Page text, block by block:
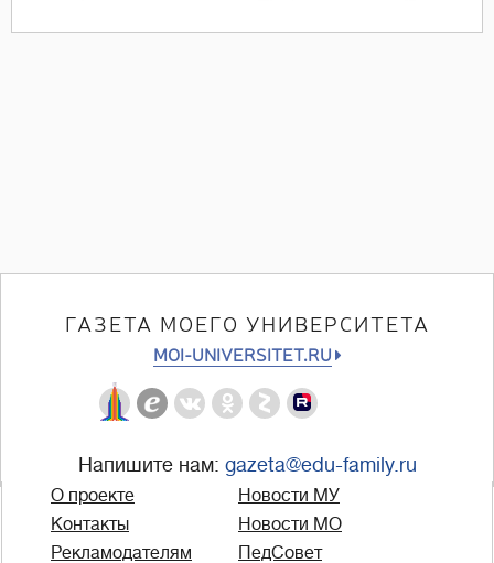
ГАЗЕТА МОЕГО УНИВЕРСИТЕТА
MOI-UNIVERSITET.RU
Напишите нам: gazeta@edu-family.ru
О проекте
Контакты
Рекламодателям
Новости МУ
Новости МО
ПедСовет